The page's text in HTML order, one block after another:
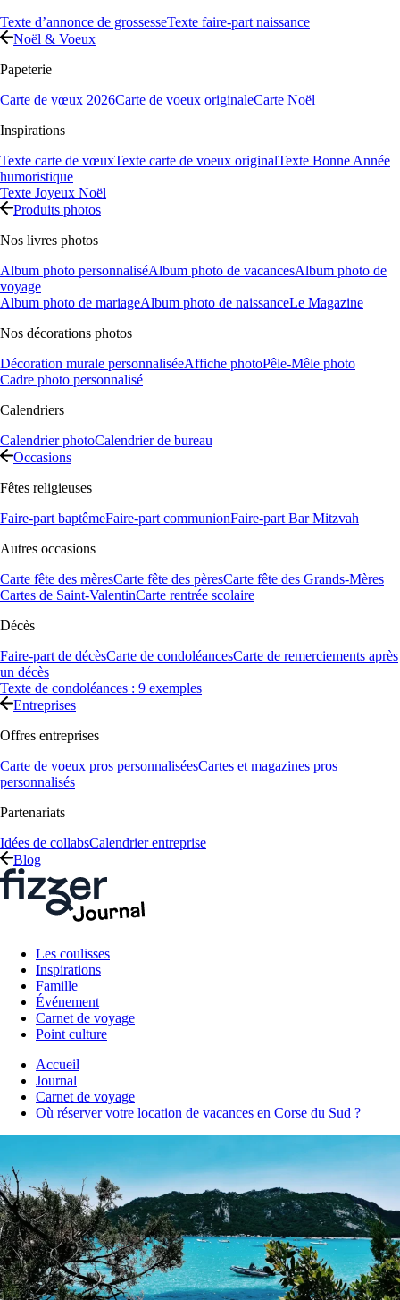
Texte d’annonce de grossesseTexte faire-part naissance
Noël & Voeux
Papeterie
Carte de vœux 2026Carte de voeux originaleCarte Noël
Inspirations
Texte carte de vœuxTexte carte de voeux originalTexte Bonne Année
humoristique
Texte Joyeux Noël
Produits photos
Nos livres photos
Album photo personnaliséAlbum photo de vacancesAlbum photo de
voyage
Album photo de mariageAlbum photo de naissanceLe Magazine
Nos décorations photos
Décoration murale personnaliséeAffiche photoPêle-Mêle photo
Cadre photo personnalisé
Calendriers
Calendrier photoCalendrier de bureau
Occasions
Fêtes religieuses
Faire-part baptêmeFaire-part communionFaire-part Bar Mitzvah
Autres occasions
Carte fête des mèresCarte fête des pèresCarte fête des Grands-Mères
Cartes de Saint-ValentinCarte rentrée scolaire
Décès
Faire-part de décèsCarte de condoléancesCarte de remerciements après
un décès
Texte de condoléances : 9 exemples
Entreprises
Offres entreprises
Carte de voeux pros personnaliséesCartes et magazines pros
personnalisés
Partenariats
Idées de collabsCalendrier entreprise
Blog
Les coulisses
Inspirations
Famille
Événement
Carnet de voyage
Point culture
Accueil
Journal
Carnet de voyage
Où réserver votre location de vacances en Corse du Sud ?